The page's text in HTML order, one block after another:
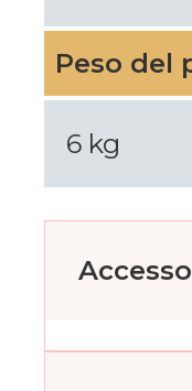
Peso del
6 kg